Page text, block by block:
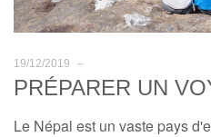
19/12/2019 –
PRÉPARER UN
Le Népal est un vaste pays